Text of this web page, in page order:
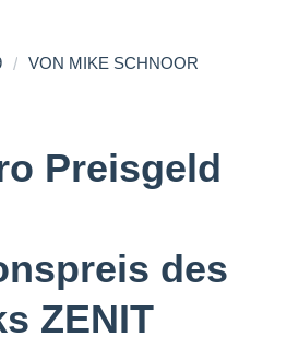
/ VON MIKE SCHNOOR
Preisgeld
des
ZENIT